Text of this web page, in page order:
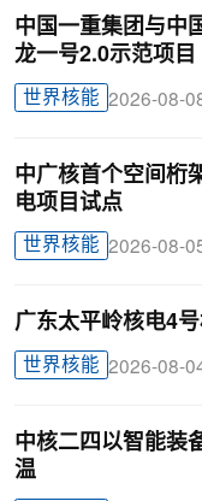
中国一重集团与中
龙一号2.0示范项目
世界核能 2026-08-
中广核首个空间桁
电项目试点
世界核能 2026-08-
广东太平岭核电4
世界核能 2026-08-
中核二四以智能装
温